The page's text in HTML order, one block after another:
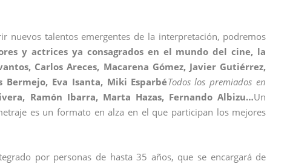
nuevos talentos emergentes de la interpretación, podremos
y actrices ya consagrados en el mundo del cine, la
Carlos Areces, Macarena Gómez, Javier Gutiérrez,
Bermejo, Eva Isanta, Miki EsparbéTodos los premiados en
Ramón Ibarra, Marta Hazas, Fernando Albizu…Un
es un formato en alza en el que participan los mejores
por personas de hasta 35 años, que se encargará de